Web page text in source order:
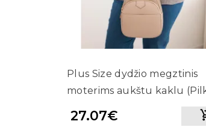
Plus Size dydžio megztinis
moterims aukštu kaklu
27.07€